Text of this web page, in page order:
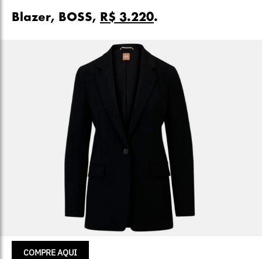
Blazer, BOSS, R$ 3.220.
COMPRE AQUI